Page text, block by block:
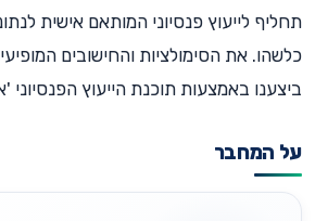
תחליף לייעוץ פנסיוני המותאם אישית
כלשהו. את הסימולציות והחישובים
ביצענו באמצעות תוכנת הייעוץ הפנסיוני
על המחבר